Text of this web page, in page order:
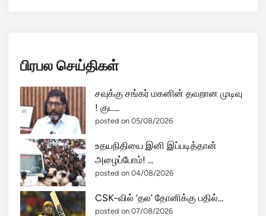
பிரபல செய்திகள்
சவுக்கு சங்கர் மகனின் தவறான முடிவு
! குட...
posted on 05/08/2026
உதயநிதியை இனி இப்படித்தான்
அழைப்போம்! ...
posted on 04/08/2026
CSK-வில் ‘தல’ தோனிக்கு பதில்...
posted on 07/08/2026